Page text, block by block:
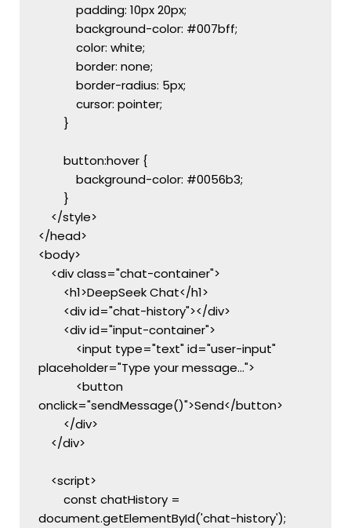
            padding: 10px 20px;
            background-color: #007bff;
            color: white;
            border: none;
            border-radius: 5px;
            cursor: pointer;
        }
        button:hover {
            background-color: #0056b3;
        }
    </style>
</head>
<body>
    <div class="chat-container">
        <h1>DeepSeek Chat</h1>
        <div id="chat-history"></div>
        <div id="input-container">
placeholder="Type your message...">
onclick="sendMessage()">Send</button>
        </div>
    </div>
    <script>
document.getElementById('chat-history');